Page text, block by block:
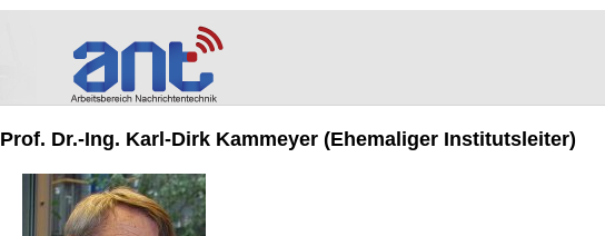
Prof. Dr.-Ing. Karl-Dirk Kammeyer (Ehemaliger Institutsleiter)